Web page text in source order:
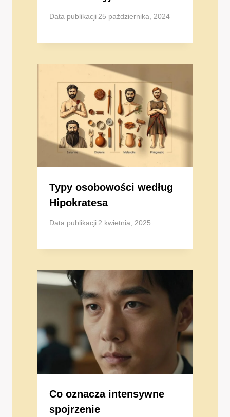
Data publikacji 25 października, 2024
Typy osobowości według
Hipokratesa
Data publikacji 2 kwietnia, 2025
Co oznacza intensywne
spojrzenie